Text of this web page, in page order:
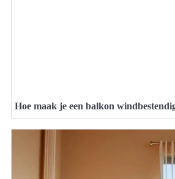
Hoe maak je een balkon